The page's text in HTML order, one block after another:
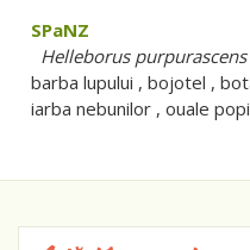
SPaNZ
Helleborus purpurascens
barba lupului , bojotel ,
iarba nebunilor , ouale